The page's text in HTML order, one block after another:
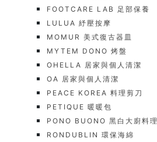
FOOTCARE LAB 足部保養
LULUA 紓壓按摩
MOMUR 美式復古器皿
MYTEM DONO 烤盤
OHELLA 居家與個人清潔
OA 居家與個人清潔
PEACE KOREA 料理剪刀
PETIQUE 暖暖包
PONO BUONO 黑白大廚料理
RONDUBLIN 環保海綿